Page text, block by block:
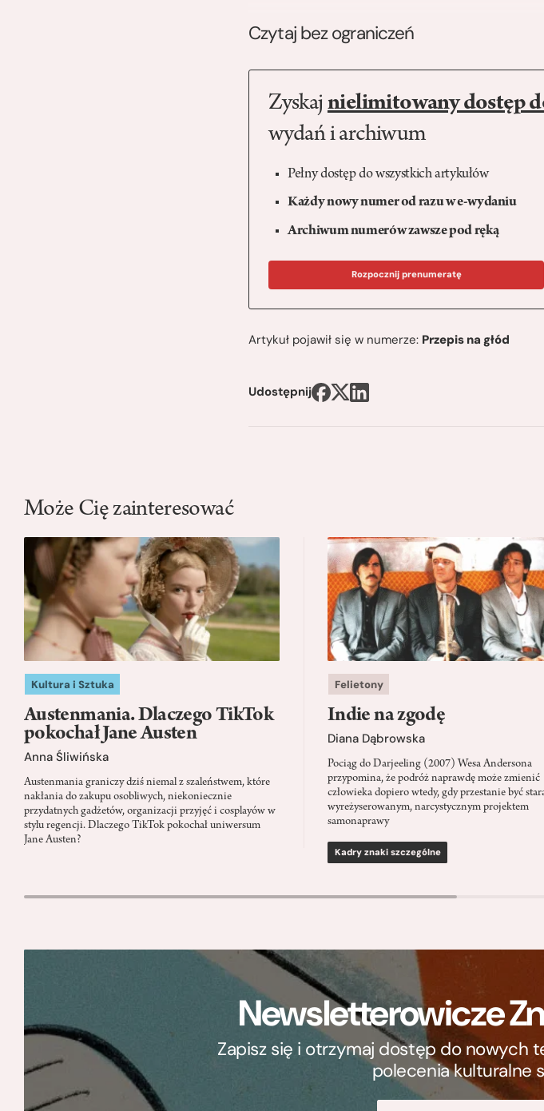
Czytaj bez ograniczeń
Zyskaj nielimitowany dostęp
wydań i archiwum
Pełny dostęp do wszystkich artykułów
Każdy nowy numer od razu w e-wydaniu
Archiwum numerów zawsze pod ręką
Rozpocznij prenumeratę
Artykuł pojawił się w numerze: Przepis na głód
Udostępnij
Może Cię zainteresować
Kultura i Sztuka
Austenmania. Dlaczego TikTok
pokochał Jane Austen
Anna Śliwińska
Austenmania graniczy dziś niemal z szaleństwem, które
nakłania do zakupu osobliwych, niekoniecznie
przydatnych gadżetów, organizacji przyjęć i cosplayów w
stylu regencji. Dlaczego TikTok pokochał uniwersum
Jane Austen?
Felietony
Indie na zgodę
Diana Dąbrowska
Pociąg do Darjeeling (2007) Wesa Andersona
przypomina, że podróż naprawdę może zmienić
człowieka dopiero wtedy, gdy przestanie być
wyreżyserowanym, narcystycznym projektem
samonaprawy
Kadry znaki szczególne
Newsletterowicze
Zapisz się i otrzymaj dostęp do nowych
polecenia kulturalne